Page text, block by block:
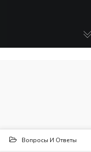
Вопросы И Ответы